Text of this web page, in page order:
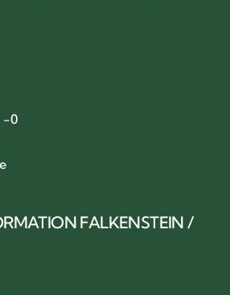
-0
FALKENSTEIN /